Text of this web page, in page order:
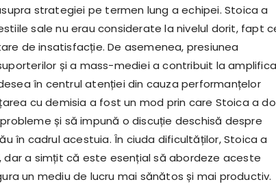
strategiei pe termen lung a echipei. Stoica a
sale nu erau considerate la nivelul dorit, fapt
de insatisfacție. De asemenea, presiunea
și a mass-mediei a contribuit la
în centrul atenției din cauza performanțelor
cu demisia a fost un mod prin care Stoica a
și să impună o discuție deschisă despre
în cadrul acestuia. În ciuda dificultăților, Stoica a
a simțit că este esențial să abordeze aceste
un mediu de lucru mai sănătos și mai productiv.